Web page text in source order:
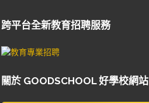
跨平台全新教育招聘服務
關於 GOODSCHOOL 好學校網站